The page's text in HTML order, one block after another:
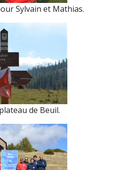
Sylvain et Mathias.
de Beuil.